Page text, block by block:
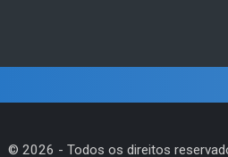
© 2026 - Todos os direitos